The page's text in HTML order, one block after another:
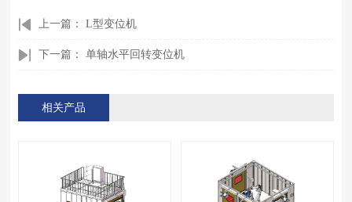
上一篇：L型变位机
下一篇：单轴水平回转变位机
相关产品